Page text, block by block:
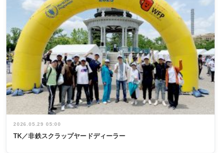
2026.05.29 05:00
TK／非鉄スクラップヤードディーラー